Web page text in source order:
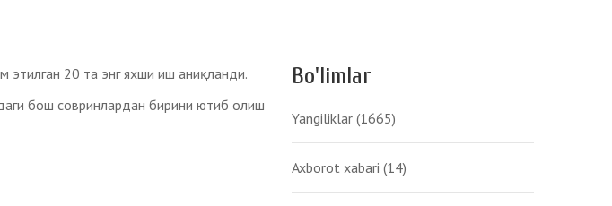
этилган 20 та энг яхши иш аниқланди.
бош совринлардан бирини ютиб олиш
Bo'limlar
Yangiliklar (1665)
Axborot xabari (14)